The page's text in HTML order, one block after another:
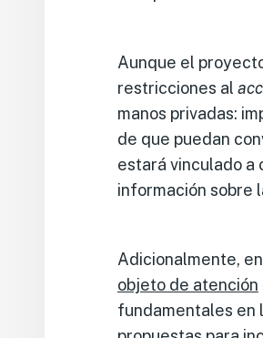
Aunque el
restricciones al
manos privadas:
de que puedan
estará vinculado a
información sobre
Adicionalmente,
objeto de atención
fundamentales en